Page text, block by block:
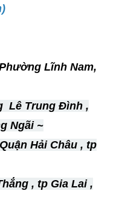
Lĩnh Nam,
Lê Trung Đình ,
Ngãi ~
Hải Châu , tp
, tp Gia Lai ,